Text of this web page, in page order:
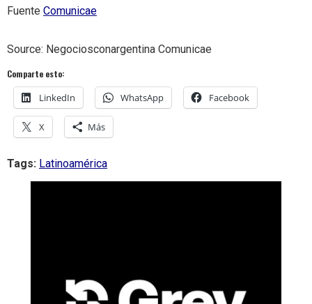
Fuente Comunicae
Source: Negociosconargentina Comunicae
Comparte esto:
LinkedIn WhatsApp Facebook
X Más
Tags: Latinoamérica